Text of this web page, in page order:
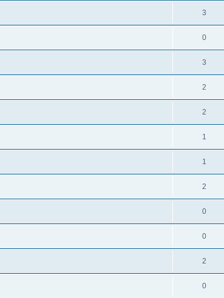
3
0
3
2
2
1
1
2
0
0
2
0